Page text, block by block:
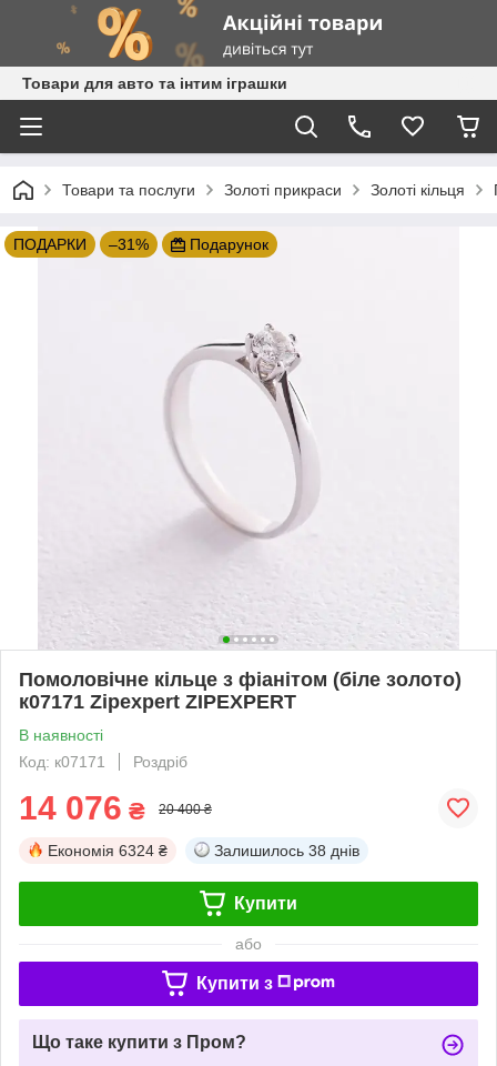
Товари для авто та інтим іграшки
Товари та послуги Золоті прикраси Золоті кільця
ПОДАРКИ –31% Подарунок
Помоловічне кільце з фіанітом (біле золото)
к07171 Zipexpert ZIPEXPERT
В наявності
Код: к07171
Роздріб
14 076 ₴ 20 400 ₴
Економія 6324 ₴ Залишилось 38 днів
Купити
або
Купити з
Що таке купити з Пром?